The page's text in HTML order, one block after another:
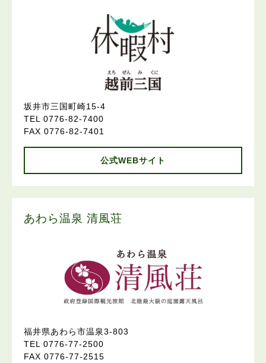
坂井市三国町崎15-4
TEL 0776-82-7400
FAX 0776-82-7401
公式WEBサイト
あわら温泉 清風荘
福井県あわら市温泉3-803
TEL 0776-77-2500
FAX 0776-77-2515